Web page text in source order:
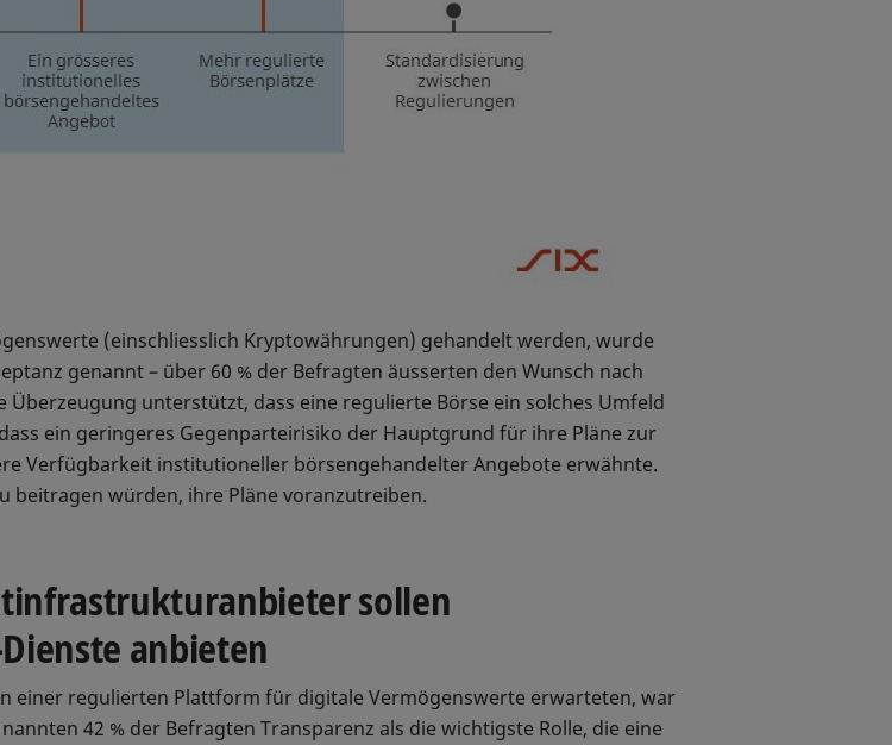
(einschliesslich Kryptowährungen) gehandelt werden, wurde
genannt – über 60 % der Befragten äusserten den Wunsch nach
unterstützt, dass eine regulierte Börse ein solches Umfeld
ein geringeres Gegenparteirisiko der Hauptgrund für ihre Pläne zur
Verfügbarkeit institutioneller börsengehandelter Angebote erwähnte.
beitragen würden, ihre Pläne voranzutreiben.
sollen
anbieten
einer regulierten Plattform für digitale Vermögenswerte erwarteten, war
42 % der Befragten Transparenz als die wichtigste Rolle, die eine